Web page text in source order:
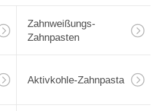
Zahnweißungs-
Zahnpasten
Aktivkohle-Zahnpasta